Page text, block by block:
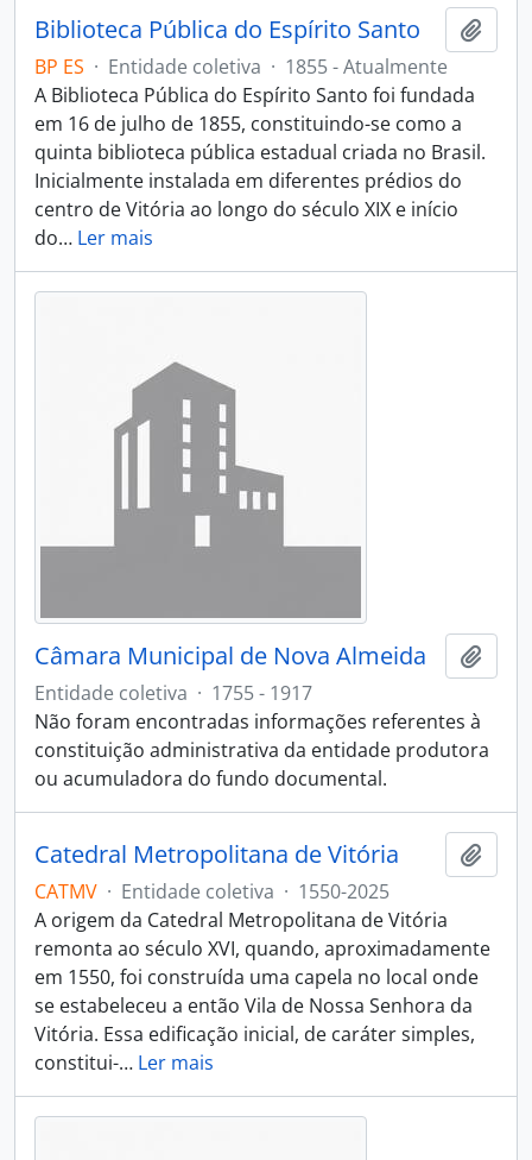
Biblioteca Pública do Espírito Santo
BP ES · Entidade coletiva · 1855 - Atualmente
A Biblioteca Pública do Espírito Santo foi fundada
em 16 de julho de 1855, constituindo-se como a
quinta biblioteca pública estadual criada no Brasil.
Inicialmente instalada em diferentes prédios do
centro de Vitória ao longo do século XIX e início
do… Ler mais
Câmara Municipal de Nova Almeida
Entidade coletiva · 1755 - 1917
Não foram encontradas informações referentes à
constituição administrativa da entidade produtora
ou acumuladora do fundo documental.
Catedral Metropolitana de Vitória
CATMV · Entidade coletiva · 1550-2025
A origem da Catedral Metropolitana de Vitória
remonta ao século XVI, quando, aproximadamente
em 1550, foi construída uma capela no local onde
se estabeleceu a então Vila de Nossa Senhora da
Vitória. Essa edificação inicial, de caráter simples,
constitui-… Ler mais